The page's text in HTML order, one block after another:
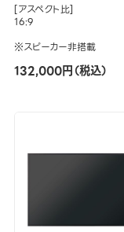
[アスペクト比]
16:9
※スピーカー非搭載
132,000円（税込）